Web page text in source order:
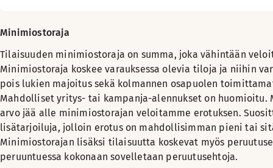
Minimiostoraja
Tilaisuuden minimiostoraja on summa, joka vähintään
Minimiostoraja koskee varauksessa olevia tiloja ja niihin
pois lukien majoitus sekä kolmannen osapuolen
Mahdolliset yritys- tai kampanja-alennukset on huomioitu.
arvo jää alle minimiostorajan veloitamme erotuksen.
lisätarjoiluja, jolloin erotus on mahdollisimman pieni tai
Minimiostorajan lisäksi tilaisuutta koskevat myös
peruuntuessa kokonaan sovelletaan peruutusehtoja.